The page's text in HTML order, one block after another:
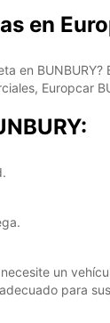
en
en
Europcar
un
para